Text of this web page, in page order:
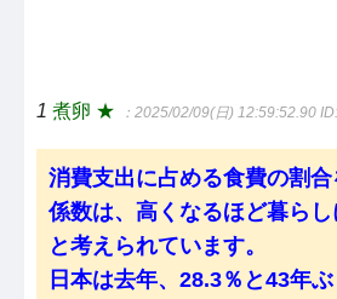
1 煮卵 ★ ：2025/02/09(日) 12:59:52.90
消費支出に占める食費の割
係数は、高くなるほど暮ら
と考えられています。
日本は去年、28.3％と43年